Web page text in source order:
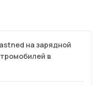
на зарядной
в